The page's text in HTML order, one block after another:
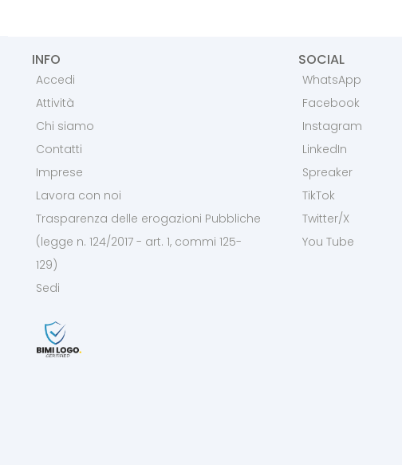
INFO
Accedi
Attività
Chi siamo
Contatti
Imprese
Lavora con noi
Trasparenza delle erogazioni Pubbliche
(legge n. 124/2017 - art. 1, commi 125-
129)
Sedi
SOCIAL
WhatsApp
Facebook
Instagram
LinkedIn
Spreaker
TikTok
Twitter/X
You Tube